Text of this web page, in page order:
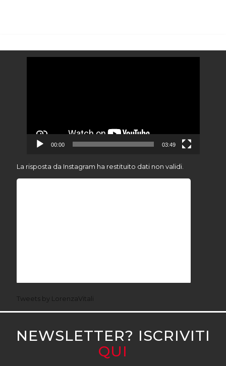
00:00 03:49
La risposta da Instagram ha restituito dati non validi.
Tweets by LorenzaVitali
NEWSLETTER? ISCRIVITI
QUI